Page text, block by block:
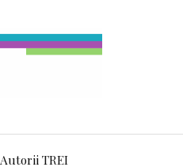
Autorii TREI